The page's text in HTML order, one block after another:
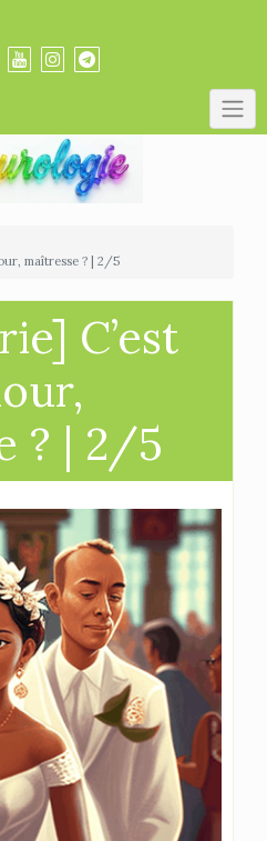
maîtresse ? | 2/5
C’est
? | 2/5